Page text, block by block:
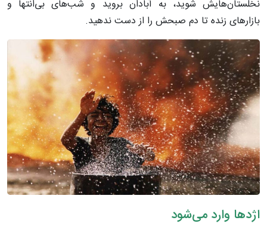
نخلستان‌هایش شوید، به آبادان بروید و شب‌های بی‌انتها و
بازارهای زنده تا دم صبحش را از دست ندهید.
اژدها وارد می‌شود